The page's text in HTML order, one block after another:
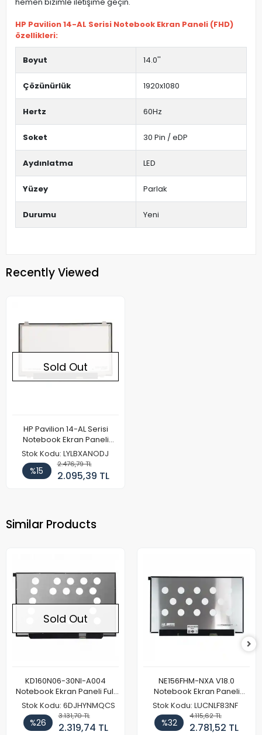
HP Pavilion 14-AL Serisi Notebook Ekran Paneli (FHD)
özellikleri:
Boyut 14.0''
Çözünürlük 1920x1080
Hertz 60Hz
Soket 30 Pin / eDP
Aydınlatma LED
Yüzey Parlak
Durumu Yeni
Recently Viewed
Sold Out
HP Pavilion 14-AL Serisi
Notebook Ekran Paneli
(FHD)
Stok Kodu: LYLBXANODJ
%15
2.476,79 TL
2.095,39 TL
Similar Products
Sold Out
KD160N06-30NI-A004
Notebook Ekran Paneli Full
HD
Stok Kodu: 6DJHYNMQCS
%26
3.131,70 TL
2.319,74 TL
NE156FHM-NXA V18.0
Notebook Ekran Paneli
144Hz
Stok Kodu: LUCNLF83NF
%32
4.115,62 TL
2.781,52 TL